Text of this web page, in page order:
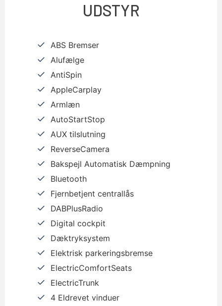
UDSTYR
ABS Bremser
Alufælge
AntiSpin
AppleCarplay
Armlæn
AutoStartStop
AUX tilslutning
ReverseCamera
Bakspejl Automatisk Dæmpning
Bluetooth
Fjernbetjent centrallås
DABPlusRadio
Digital cockpit
Dæktryksystem
Elektrisk parkeringsbremse
ElectricComfortSeats
ElectricTrunk
4 Eldrevet vinduer